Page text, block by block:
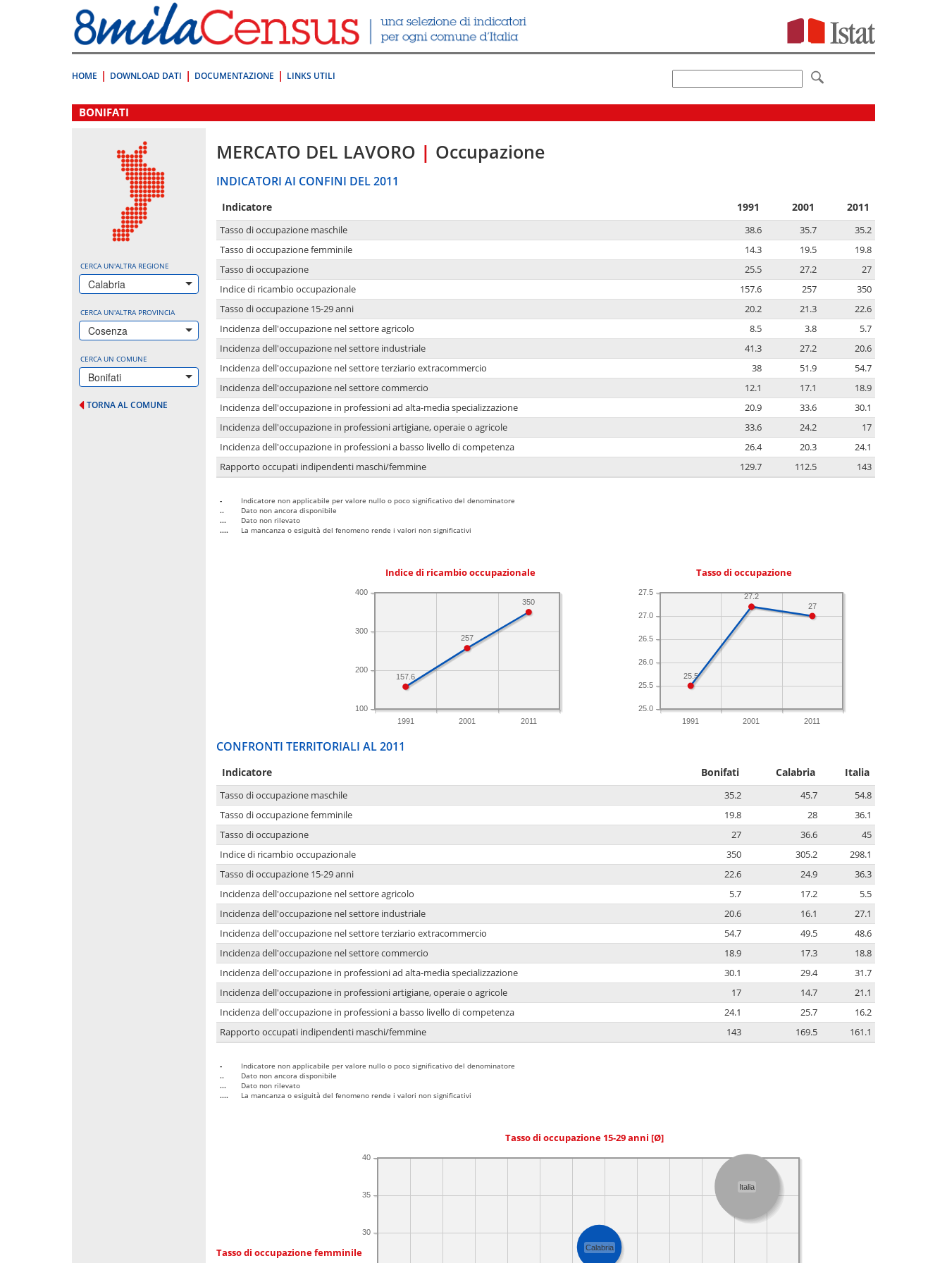
direttamente
a:
Contenuto
HOME DOWNLOAD DATI DOCUMENTAZIONE LINKS UTILI
.
BONIFATI
CERCA UN'ALTRA REGIONE
Calabria
CERCA UN'ALTRA PROVINCIA
Cosenza
CERCA UN COMUNE
Bonifati
TORNA AL COMUNE
MERCATO DEL LAVORO | Occupazione
INDICATORI AI CONFINI DEL 2011
Indicatore 1991 2001 2011
Tasso di occupazione maschile 38.6 35.7
35.2
Tasso di occupazione femminile
14.3 19.5
19.8
Tasso di occupazione
25.5 27.2
27
Indice di ricambio occupazionale
157.6 257
350
Tasso di occupazione 15-29 anni
20.2 21.3
22.6
Incidenza dell'occupazione nel settore agricolo
8.5 3.8
5.7
Incidenza dell'occupazione nel settore industriale
41.3 27.2
20.6
Incidenza dell'occupazione nel settore terziario extracommercio
38 51.9
54.7
Incidenza dell'occupazione nel settore commercio
12.1 17.1
18.9
Incidenza dell'occupazione in professioni ad alta-media specializzazione
20.9 33.6
30.1
Incidenza dell'occupazione in professioni artigiane, operaie o agricole
33.6 24.2
17
Incidenza dell'occupazione in professioni a basso livello di competenza
26.4 20.3
24.1
Rapporto occupati indipendenti maschi/femmine
129.7 112.5 143
-
Indicatore non applicabile per valore nullo o poco significativo del denominatore
..
Dato non ancora disponibile
...
Dato non rilevato
....
La mancanza o esiguità del fenomeno rende i valori non significativi
Indice di ricambio occupazionale
1991 2001 2011
100
200
300
400
350
257
157.6
Tasso di occupazione
1991 2001 2011
25.0
25.5
26.0
26.5
27.0
27.5
27
27.2
25.5
CONFRONTI TERRITORIALI AL 2011
Indicatore Bonifati Calabria Italia
Tasso di occupazione maschile 35.2 45.7
54.8
Tasso di occupazione femminile
19.8 28
36.1
Tasso di occupazione
27 36.6
45
Indice di ricambio occupazionale
350 305.2
298.1
Tasso di occupazione 15-29 anni
22.6 24.9
36.3
Incidenza dell'occupazione nel settore agricolo
5.7 17.2
5.5
Incidenza dell'occupazione nel settore industriale
20.6 16.1
27.1
Incidenza dell'occupazione nel settore terziario extracommercio
54.7 49.5
48.6
Incidenza dell'occupazione nel settore commercio
18.9 17.3
18.8
Incidenza dell'occupazione in professioni ad alta-media specializzazione
30.1 29.4
31.7
Incidenza dell'occupazione in professioni artigiane, operaie o agricole
17 14.7
21.1
Incidenza dell'occupazione in professioni a basso livello di competenza
24.1 25.7
16.2
Rapporto occupati indipendenti maschi/femmine
143 169.5 161.1
-
Indicatore non applicabile per valore nullo o poco significativo del denominatore
..
Dato non ancora disponibile
...
Dato non rilevato
....
La mancanza o esiguità del fenomeno rende i valori non significativi
Tasso di occupazione 15-29 anni [Ø]
Tasso di occupazione femminile
30
35
40
Italia
Calabria